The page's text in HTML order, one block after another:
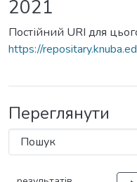
2021
Постійний URI для
https://
Переглянути